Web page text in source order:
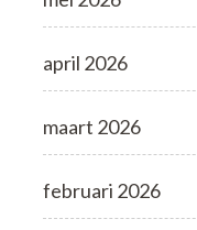
april 2026
maart 2026
februari 2026